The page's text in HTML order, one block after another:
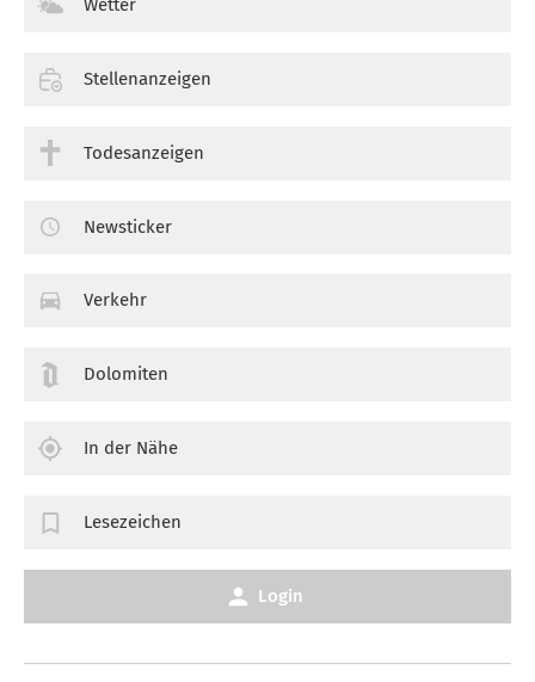
Wetter
Stellenanzeigen
Todesanzeigen
Newsticker
Verkehr
Dolomiten
In der Nähe
Lesezeichen
Login